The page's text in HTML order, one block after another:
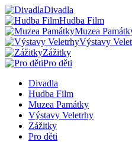
Divadla
Hudba Film
Muzea
Výstavy
Zážitky
Pro děti
Divadla
Hudba Film
Muzea Památky
Výstavy Veletrhy
Zážitky
Pro děti